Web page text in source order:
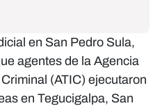
en San Pedro Sula,
agentes de la Agencia
(ATIC) ejecutaron
en Tegucigalpa, San